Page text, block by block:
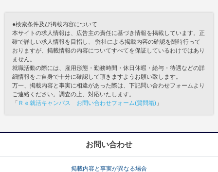
●検索条件及び掲載内容について
本サイトの求人情報は、広告主の責任に基づき情報を掲載しています。正
確で詳しい求人情報を目指し、 弊社による掲載内容の確認を随時行って
おりますが、掲載情報の内容についてすべてを保証しているわけではあり
ません。
就職活動の際には、雇用形態・勤務時間・休日休暇・給与・待遇などの詳
細情報をご自身で十分に確認して頂きますようお願い致します。
万一、掲載内容と事実に相違があった際は、下記問い合わせフォームより
ご連絡ください。調査の上、対応いたします。
「 Ｒｅ就活キャンパス お問い合わせフォーム(質問箱) 」
お問い合わせ
掲載内容と事実が異なる場合